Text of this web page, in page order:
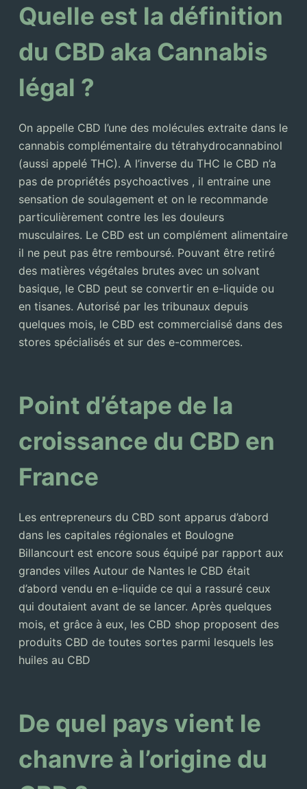
Quelle est la définition
du CBD aka Cannabis
légal ?
On appelle CBD l’une des molécules extraite dans le
cannabis complémentaire du tétrahydrocannabinol
(aussi appelé THC). A l’inverse du THC le CBD n’a
pas de propriétés psychoactives , il entraine une
sensation de soulagement et on le recommande
particulièrement contre les les douleurs
musculaires. Le CBD est un complément alimentaire
il ne peut pas être remboursé. Pouvant être retiré
des matières végétales brutes avec un solvant
basique, le CBD peut se convertir en e-liquide ou
en tisanes. Autorisé par les tribunaux depuis
quelques mois, le CBD est commercialisé dans des
stores spécialisés et sur des e-commerces.
Point d’étape de la
croissance du CBD en
France
Les entrepreneurs du CBD sont apparus d’abord
dans les capitales régionales et Boulogne
Billancourt est encore sous équipé par rapport aux
grandes villes Autour de Nantes le CBD était
d’abord vendu en e-liquide ce qui a rassuré ceux
qui doutaient avant de se lancer. Après quelques
mois, et grâce à eux, les CBD shop proposent des
produits CBD de toutes sortes parmi lesquels les
huiles au CBD
De quel pays vient le
chanvre à l’origine du